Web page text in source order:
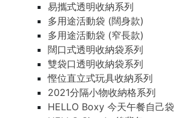
易攜式透明收納系列
多用途活動袋 (闊身款)
多用途活動袋 (窄長款)
闊口式透明收納袋系列
雙袋口透明收納袋系列
慳位直立式玩具收納系列
2021分隔小物收納格系列
HELLO Boxy 今天午餐自己袋